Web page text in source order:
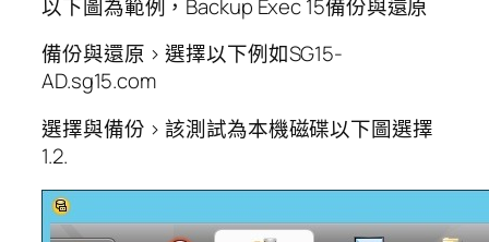
以下圖為範例，Backup Exec 15備份與還原
備份與還原 > 選擇以下例如SG15-
AD.sg15.com
選擇與備份 > 該測試為本機磁碟以下圖選擇
1.2.